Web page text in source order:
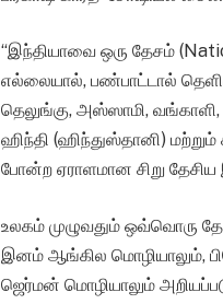
“இந்தியாவை ஒரு தேசம்
எல்லையால், பண்பாட்டால்
தெலுங்கு, அஸ்ஸாமி, வங்காளி,
ஹிந்தி (ஹிந்துஸ்தானி) மற்றும்
போன்ற ஏராளமான சிறு
உலகம் முழுவதும் ஒவ்வொரு
இனம் ஆங்கில மொழியாலும்,
ஜெர்மன் மொழியாலும்